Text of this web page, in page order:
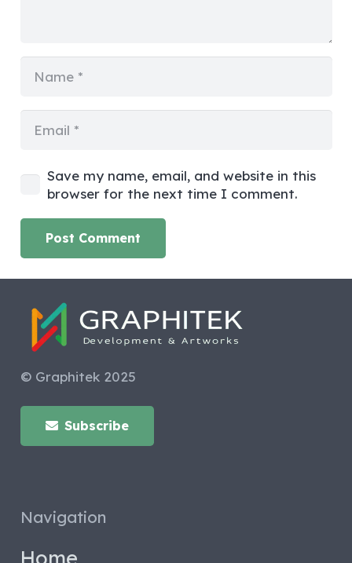
Save my name, email, and website in this
browser for the next time I comment.
Post Comment
© Graphitek 2025
Subscribe
Navigation
Home